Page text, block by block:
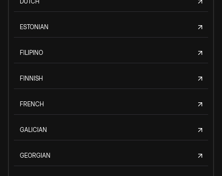
ESTONIAN
FILIPINO
FINNISH
FRENCH
GALICIAN
GEORGIAN